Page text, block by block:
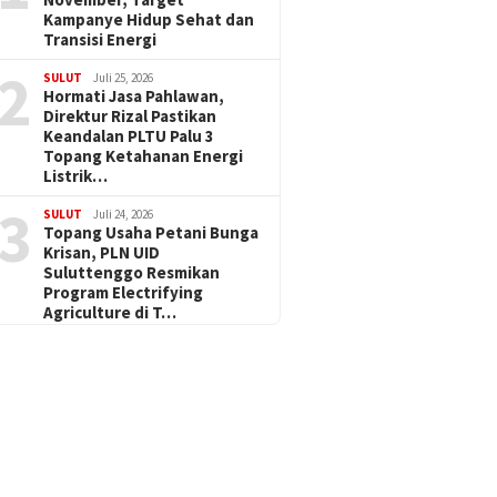
Kampanye Hidup Sehat dan
Transisi Energi
SULUT Juli 25, 2026
Hormati Jasa Pahlawan,
Direktur Rizal Pastikan
Keandalan PLTU Palu 3
Topang Ketahanan Energi
Listrik…
SULUT Juli 24, 2026
Topang Usaha Petani Bunga
Krisan, PLN UID
Suluttenggo Resmikan
Program Electrifying
Agriculture di T…